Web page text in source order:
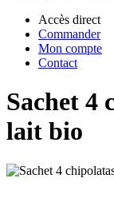
Accès direct
Commander
Mon compte
Contact
Sachet 4
lait bio